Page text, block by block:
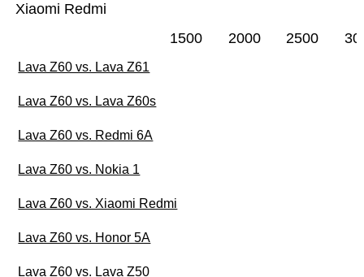
Xiaomi Redmi
1500 2000 2500
Lava Z60 vs. Lava Z61
Lava Z60 vs. Lava Z60s
Lava Z60 vs. Redmi 6A
Lava Z60 vs. Nokia 1
Lava Z60 vs. Xiaomi Redmi
Lava Z60 vs. Honor 5A
Lava Z60 vs. Lava Z50